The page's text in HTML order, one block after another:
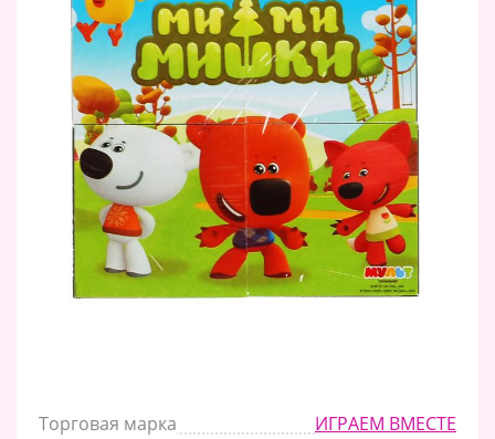
Торговая марка
ИГРАЕМ ВМЕСТЕ